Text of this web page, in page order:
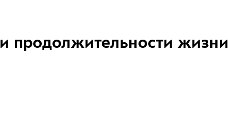
и продолжительности жизни